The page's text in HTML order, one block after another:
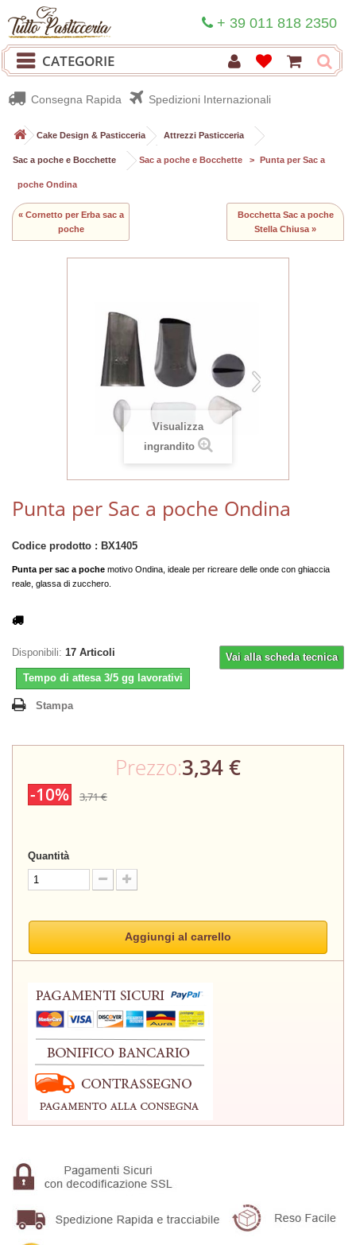
+ 39 011 818 2350
CATEGORIE
Consegna Rapida Spedizioni Internazionali
> Cake Design & Pasticceria >Attrezzi Pasticceria >
Sac a poche e Bocchette > Sac a poche e Bocchette > Punta per Sac a
poche Ondina
« Cornetto per Erba sac a
poche
Bocchetta Sac a poche
Stella Chiusa »
Visualizza
ingrandito
Punta per Sac a poche Ondina
Codice prodotto : BX1405
Punta per sac a poche motivo Ondina, ideale per ricreare delle onde con ghiaccia
reale, glassa di zucchero.
Vai alla scheda tecnica
Disponibili: 17 Articoli
Tempo di attesa 3/5 gg lavorativi
Stampa
Prezzo:3,34 €
-10% 3,71 €
Quantità
Aggiungi al carrello